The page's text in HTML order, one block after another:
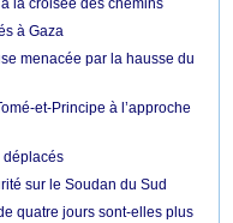
la croisée des chemins
à Gaza
menacée par la hausse du
et-Principe à l’approche
déplacés
sur le Soudan du Sud
quatre jours sont-elles plus